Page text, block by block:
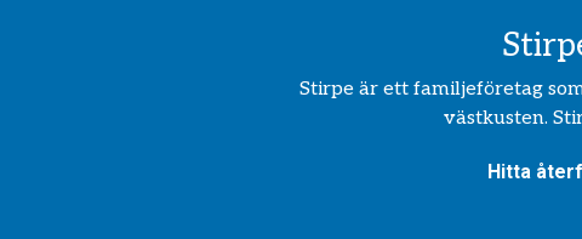
Stirpe är ett familjeföretag
västkusten.
Hitta